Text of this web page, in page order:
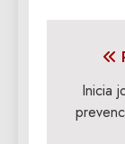
de
Inicia